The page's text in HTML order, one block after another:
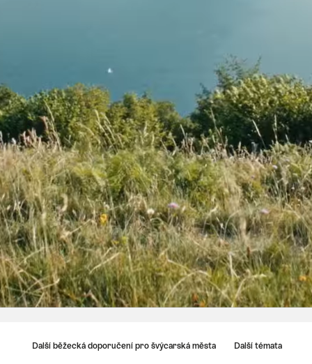
Další běžecká doporučení pro švýcarská města Další témata